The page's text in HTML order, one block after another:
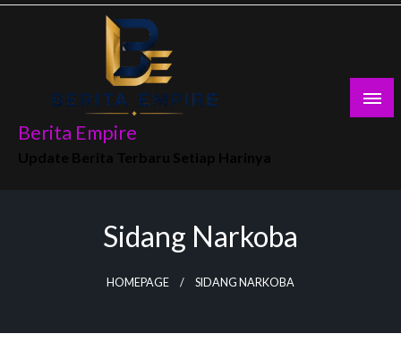
Skip
Berita Empire
Sidang Narkoba
HOMEPAGE SIDANG NARKOBA